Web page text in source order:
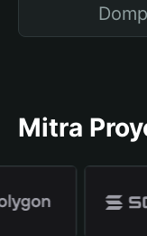
Mitra